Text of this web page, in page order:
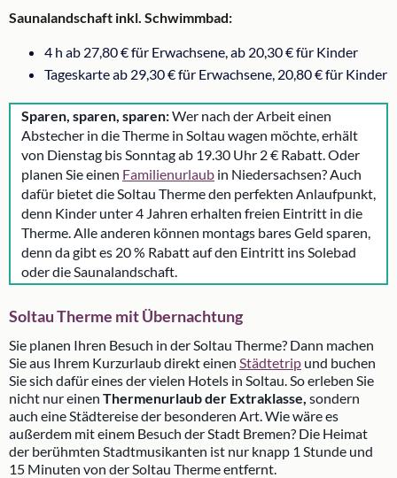
Saunalandschaft inkl. Schwimmbad:
4 h ab 27,80 € für Erwachsene, ab 20,30 € für Kinder
Tageskarte ab 29,30 € für Erwachsene, 20,80 € für Kinder
Sparen, sparen, sparen:Wer nach der Arbeit einen
Abstecher in die Therme in Soltau wagen möchte, erhält
von Dienstag bis Sonntag ab 19.30 Uhr 2 € Rabatt. Oder
planen Sie einen Familienurlaub in Niedersachsen? Auch
dafür bietet die Soltau Therme den perfekten Anlaufpunkt,
denn Kinder unter 4 Jahren erhalten freien Eintritt in die
Therme. Alle anderen können montags bares Geld sparen,
denn da gibt es 20 % Rabatt auf den Eintritt ins Solebad
oder die Saunalandschaft.
Soltau Therme mit Übernachtung
Sie planen Ihren Besuch in der Soltau Therme? Dann machen
Sie aus Ihrem Kurzurlaub direkt einen Städtetrip und buchen
Sie sich dafür eines der vielen Hotels in Soltau. So erleben Sie
nicht nur einen Thermenurlaub der Extraklasse, sondern
auch eine Städtereise der besonderen Art. Wie wäre es
außerdem mit einem Besuch der Stadt Bremen? Die Heimat
der berühmten Stadtmusikanten ist nur knapp 1 Stunde und
15 Minuten von der Soltau Therme entfernt.